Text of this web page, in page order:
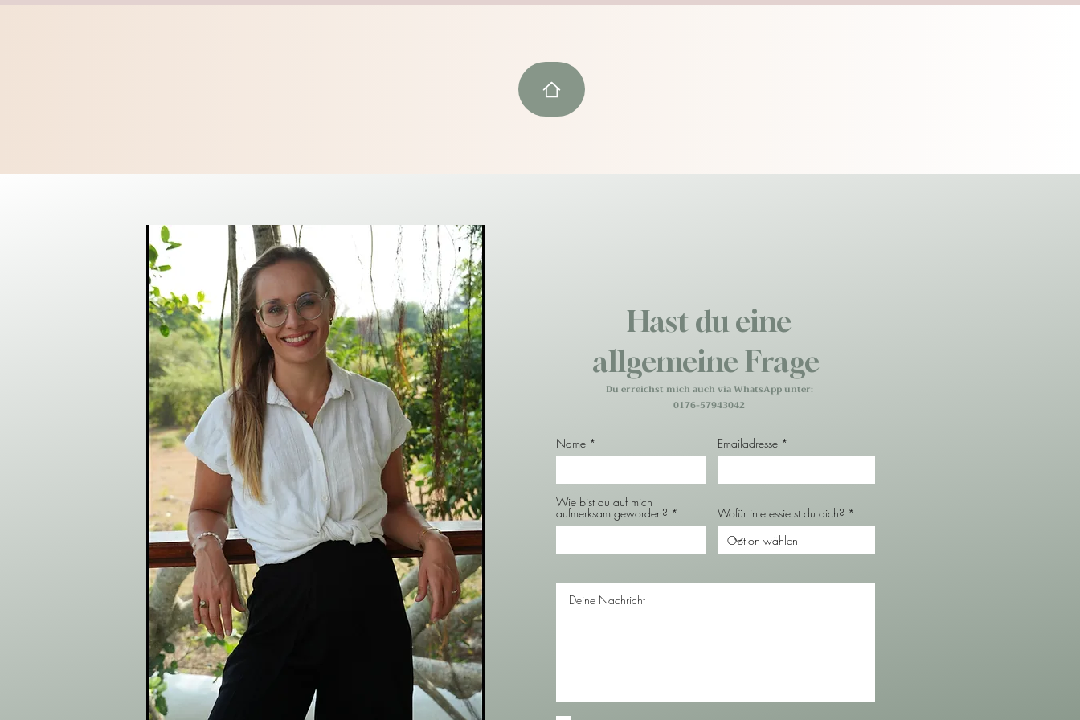
Hast du eine
allgemeine Frage
Du erreichst mich auch via WhatsApp unter:
0176-57943042
Name Emailadresse
Wie bist du auf mich
aufmerksam geworden? Wofür interessierst du dich?